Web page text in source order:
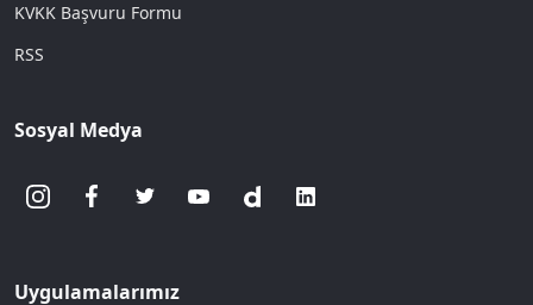
KVKK Başvuru Formu
RSS
Sosyal Medya
Uygulamalarımız